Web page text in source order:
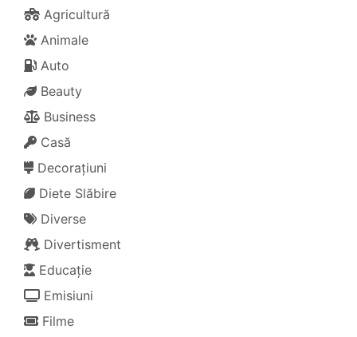
Agricultură
Animale
Auto
Beauty
Business
Casă
Decorațiuni
Diete Slăbire
Diverse
Divertisment
Educație
Emisiuni
Filme